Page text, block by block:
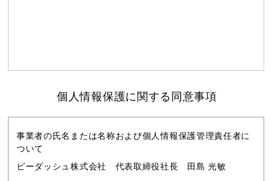
個人情報保護に関する同意事項
事業者の氏名または名称および個人情報保護管理責任者に
ついて
ビーダッシュ株式会社 代表取締役社長 田島 光敏